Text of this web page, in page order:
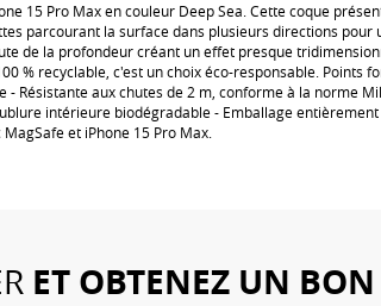
15 Pro Max en couleur Deep Sea. Cette coque
parcourant la surface dans plusieurs directions pour
de la profondeur créant un effet presque
% recyclable, c'est un choix éco-responsable. Points
Résistante aux chutes de 2 m, conforme à la norme
intérieure biodégradable - Emballage entièrement
et iPhone 15 Pro Max.
ET OBTENEZ UN